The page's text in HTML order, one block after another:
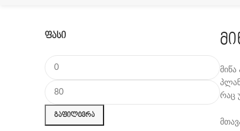
ᲤᲐᲡᲘ
მინიმალური ფასი
მაქსიმალური ფასი
ᲒᲐᲤᲘᲚᲢᲕᲠᲐ
რაც